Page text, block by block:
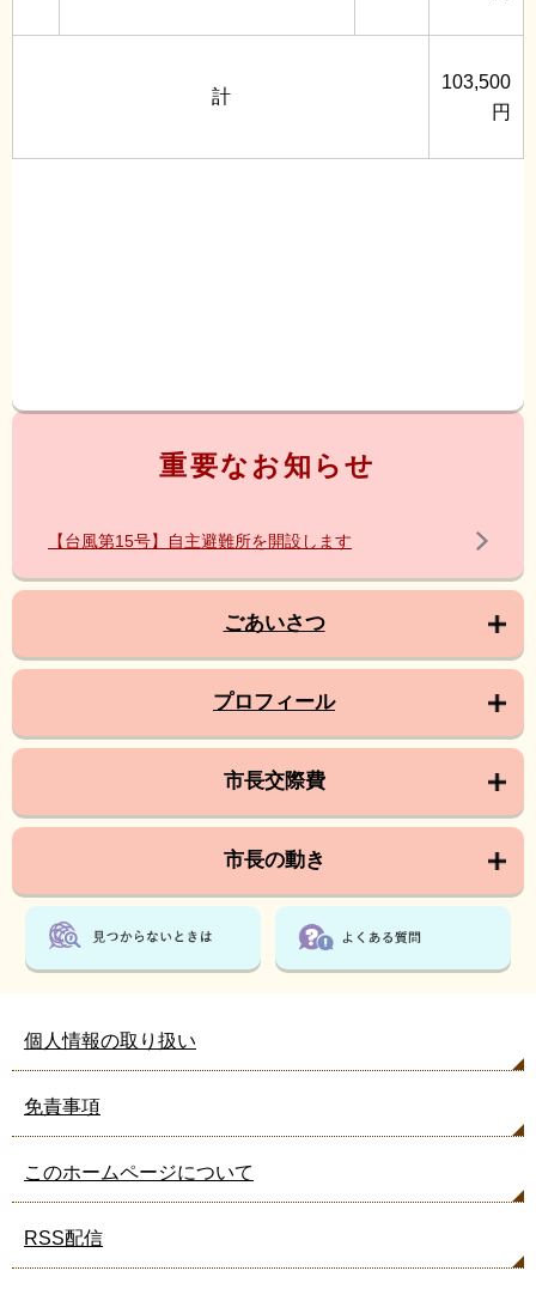
計
103,500
円
重要なお知らせ
【台風第15号】自主避難所を開設します
ごあいさつ
プロフィール
市長交際費
市長の動き
個人情報の取り扱い
免責事項
このホームページについて
RSS配信